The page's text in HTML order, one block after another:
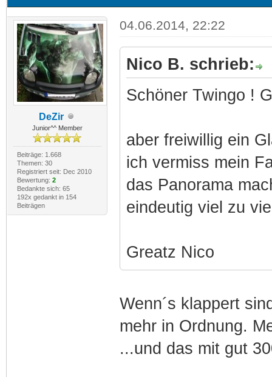
DeZir
Junior^^ Member
Beiträge: 1.668
Themen: 30
Registriert seit: Dec 2010
Bewertung: 2
Bedankte sich: 65
192x gedankt in 154
Beiträgen
04.06.2014, 22:22
Nico B. schrieb:
Schöner Twingo !
aber freiwillig ein
ich vermiss mein
das Panorama
eindeutig viel zu
Greatz Nico
Wenn´s klappert
mehr in Ordnung.
...und das mit gut